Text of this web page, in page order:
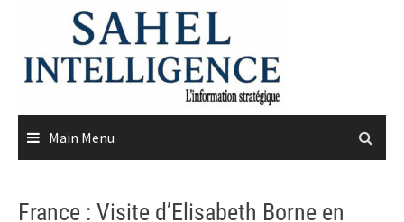
content
Main Menu
France : Visite d’Elisabeth Borne en